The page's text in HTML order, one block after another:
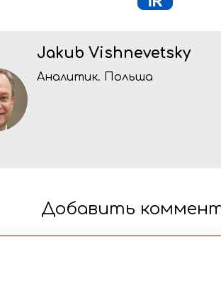
Jakub Vishnevetsky
Аналитик. Польша
Добавить